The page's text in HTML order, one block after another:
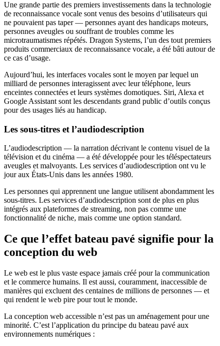
Une grande partie des premiers investissements dans la technologie
de reconnaissance vocale sont venus des besoins d’utilisateurs qui
ne pouvaient pas taper — personnes ayant des handicaps moteurs,
personnes aveugles ou souffrant de troubles comme les
microtraumatismes répétés. Dragon Systems, l’un des tout premiers
produits commerciaux de reconnaissance vocale, a été bâti autour de
ce cas d’usage.
Aujourd’hui, les interfaces vocales sont le moyen par lequel un
milliard de personnes interagissent avec leur téléphone, leurs
enceintes connectées et leurs systèmes domotiques. Siri, Alexa et
Google Assistant sont les descendants grand public d’outils conçus
pour des usages liés au handicap.
Les sous-titres et l’audiodescription
L’audiodescription — la narration décrivant le contenu visuel de la
télévision et du cinéma — a été développée pour les téléspectateurs
aveugles et malvoyants. Les services d’audiodescription ont vu le
jour aux États-Unis dans les années 1980.
Les personnes qui apprennent une langue utilisent abondamment les
sous-titres. Les services d’audiodescription sont de plus en plus
intégrés aux plateformes de streaming, non pas comme une
fonctionnalité de niche, mais comme une option standard.
Ce que l’effet bateau pavé signifie pour la
conception du web
Le web est le plus vaste espace jamais créé pour la communication
et le commerce humains. Il est aussi, couramment, inaccessible de
manières qui excluent des centaines de millions de personnes — et
qui rendent le web pire pour tout le monde.
La conception web accessible n’est pas un aménagement pour une
minorité. C’est l’application du principe du bateau pavé aux
environnements numériques :